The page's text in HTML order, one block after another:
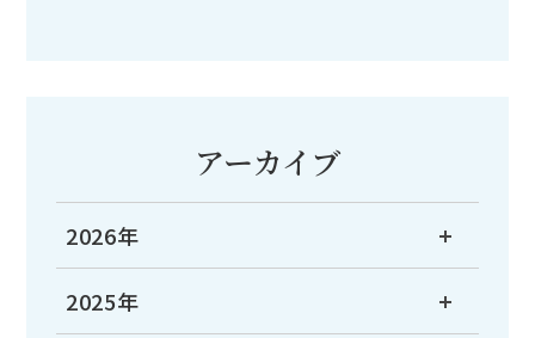
アーカイブ
2026年
2025年